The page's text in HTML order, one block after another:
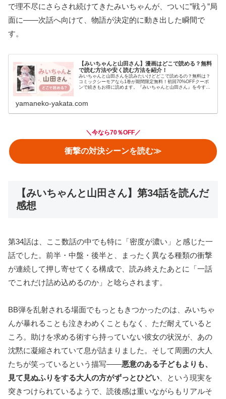
で理不尽にさらされ続けてきたみいちゃんが、ついに”戦う”局
面に——次話へ向けて、物語が決定的に動き出した瞬間で
す。
【みいちゃんと山田さん】漫画はどこで読める？無料
で読む方法や安く読む方法を紹介！
みいちゃんと山田さんを読みたいけどどこで読めるの？無料は？
コミックシーモアなら1巻が期間限定無料！初回70%OFFクーポ
ンで続きもお得に読めます。『みいちゃんと山田さん』を今すぐ
yamaneko-yakata.com
＼今なら70％OFF／
衝撃の対決シーンを読む≫
【みいちゃんと山田さん】第34話を読んだ
感想
第34話は、ここ数話の中でも特に「密度が濃い」と感じた一
話でした。前半・中盤・後半と、まったく異なる種類の衝撃
が連続して押し寄せてくる構成で、読み終えたあとに「一話
でこれだけ詰め込めるのか」と唸らされます。
BB弾を乱射される場面でもっともきつかったのは、みいちゃ
んが暴れることも泣きわめくこともなく、ただ耐えていると
ころ。助けを求める術すら持っていない彼女の状況が、あの
沈黙に凝縮されていて息が詰まりました。そして周囲の大人
たちが笑っているという描写——悪意のある子どもよりも、
見て見ぬふりをする大人の方がずっとひどい 、という現実を
突きつけられているようで、読後感は重いながらもリアルそ